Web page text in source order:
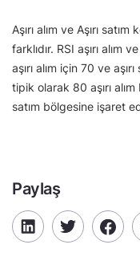
Aşırı alım ve Aşırı
farklıdır. RSI aşırı alım
aşırı alım için 70 ve
tipik olarak 80 aşırı
satım bölgesine işaret
Paylaş